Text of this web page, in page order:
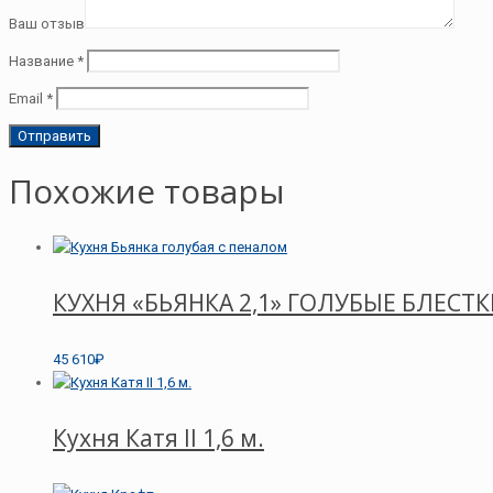
Ваш отзыв
Название *
Email *
Похожие товары
КУХНЯ «БЬЯНКА 2,1» ГОЛУБЫЕ
45 610₽
Кухня Катя II 1,6 м.